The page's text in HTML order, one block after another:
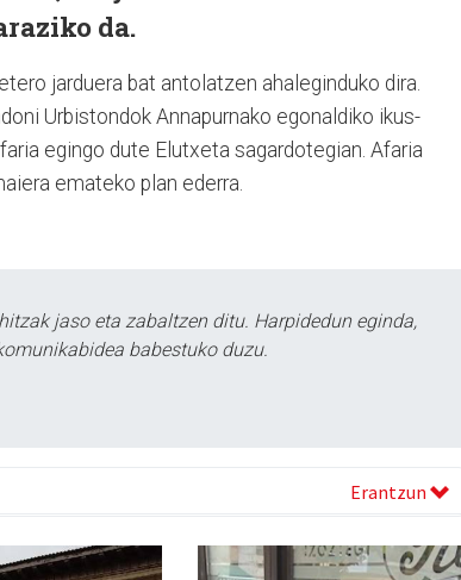
da.
jarduera bat antolatzen ahaleginduko dira.
Urbistondok Annapurnako egonaldiko ikus-
egingo dute Elutxeta sagardotegian. Afaria
emateko plan ederra.
jaso eta zabaltzen ditu. Harpidedun eginda,
babestuko duzu.
Erantzun